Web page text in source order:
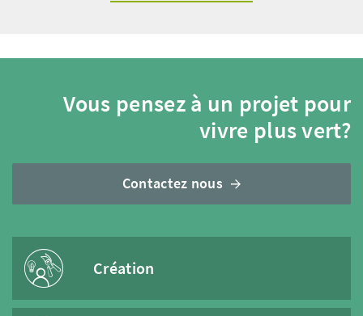
Vous pensez à un projet pour
vivre plus vert?
Contactez nous
Création